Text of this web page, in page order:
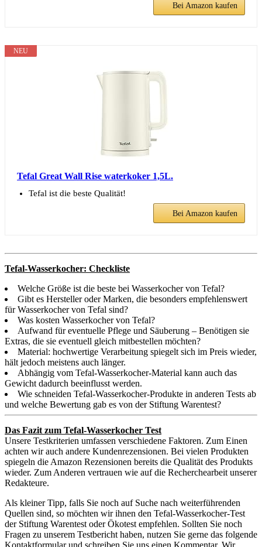
Bei Amazon kaufen
NEU
Tefal Great Wall Rise waterkoker 1,5L.
Tefal ist die beste Qualität!
Bei Amazon kaufen
Tefal-Wasserkocher: Checkliste
Welche Größe ist die beste bei Wasserkocher von Tefal?
Gibt es Hersteller oder Marken, die besonders empfehlenswert
für Wasserkocher von Tefal sind?
Was kosten Wasserkocher von Tefal?
Aufwand für eventuelle Pflege und Säuberung – Benötigen sie
Extras, die sie eventuell gleich mitbestellen möchten?
Material: hochwertige Verarbeitung spiegelt sich im Preis wieder,
hält jedoch meistens auch länger.
Abhängig vom Tefal-Wasserkocher-Material kann auch das
Gewicht dadurch beeinflusst werden.
Wie schneiden Tefal-Wasserkocher-Produkte in anderen Tests ab
und welche Bewertung gab es von der Stiftung Warentest?
Das Fazit zum Tefal-Wasserkocher Test
Unsere Testkriterien umfassen verschiedene Faktoren. Zum Einen
achten wir auch andere Kundenrezensionen. Bei vielen Produkten
spiegeln die Amazon Rezensionen bereits die Qualität des Produkts
wieder. Zum Anderen vertrauen wie auf die Recherchearbeit unserer
Redakteure.
Als kleiner Tipp, falls Sie noch auf Suche nach weiterführenden
Quellen sind, so möchten wir ihnen den Tefal-Wasserkocher-Test
der Stiftung Warentest oder Ökotest empfehlen. Sollten Sie noch
Fragen zu unserem Testbericht haben, nutzen Sie gerne das folgende
Kontaktformular und schreiben Sie uns einen Kommentar. Wir